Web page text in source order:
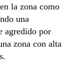
la zona como
una
agredido por
zona con alta